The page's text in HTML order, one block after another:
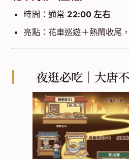
時間：通常 22:00 左右
亮點：花車巡遊＋熱鬧收尾
夜逛必吃｜大唐